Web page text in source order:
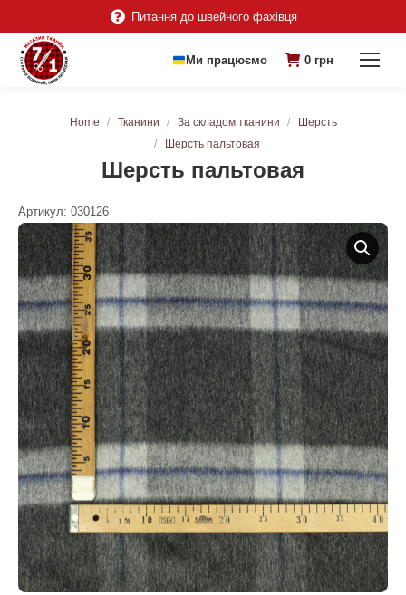
Питання до швейного фахівця
Ми працюємо 0 грн
Шерсть пальтовая
You are here:
Home Тканини За складом тканини
Шерсть
Шерсть пальтовая
Артикул: 030126